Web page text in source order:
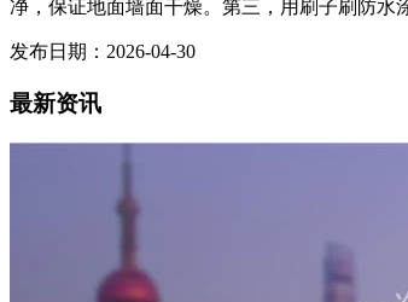
净，保证地面墙面干燥。第三，用刷子刷防水
发布日期：2026-04-30
最新资讯